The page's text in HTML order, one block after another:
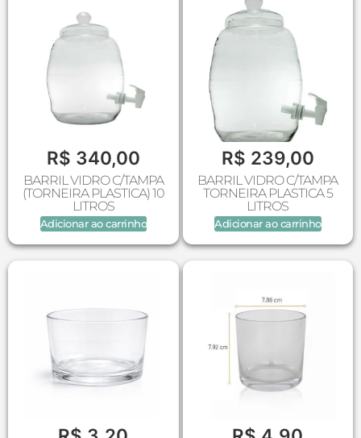
R$ 340,00
BARRIL VIDRO C/TAMPA
(TORNEIRA PLASTICA) 10
LITROS
Adicionar ao carrinho
R$ 239,00
BARRIL VIDRO C/TAMPA
TORNEIRA PLASTICA 5
LITROS
Adicionar ao carrinho